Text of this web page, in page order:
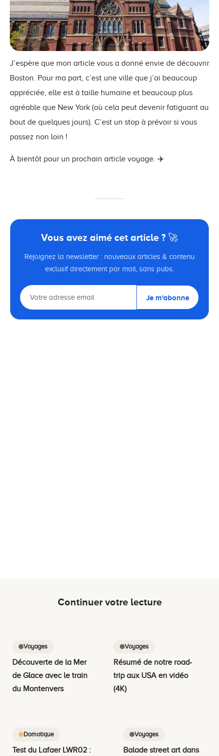
J’espère que mon article vous a donné envie de découvrir
Boston. Pour ma part, c’est une ville que j’ai beaucoup
appréciée, elle est à taille humaine et beaucoup plus
agréable que New York (où cela peut devenir fatiguant au
bout de quelques jours). C’est un stop à prévoir si vous
passez non loin !
À bientôt pour un prochain article voyage. ✈️
Vous avez aimé cet article ? 🚀
Rejoignez la newsletter : nouveaux articles & contenu
exclusif directement par mail, sans pubs.
Je m'abonne
Continuer votre lecture
Voyages
Découverte de la Mer
de Glace avec le train
du Montenvers
Voyages
Résumé de notre road-
trip aux USA en vidéo
(4K)
Domotique
Test du Lafaer LWR02 :
Voyages
Balade street art dans